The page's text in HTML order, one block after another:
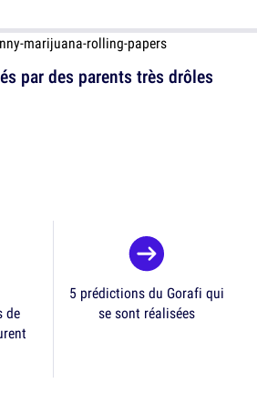
par des parents très drôles
de
5 prédictions du Gorafi qui
se sont réalisées